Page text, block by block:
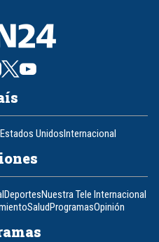
Estados UnidosInternacional
DeportesNuestra Tele Internacional
SaludProgramasOpinión